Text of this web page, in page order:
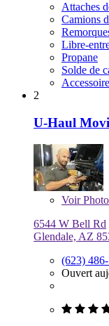
Attaches
Camions
Libre-
Propane
Solde de
2
U-Haul
Voir
6544 W Bell Rd
Glendale, AZ
(623)
Ouvert